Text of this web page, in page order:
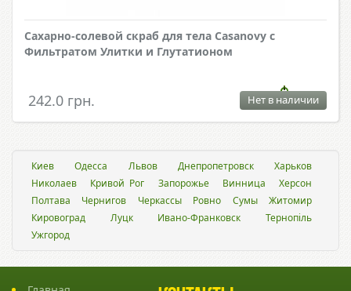
Сахарно-солевой скраб для тела Casanovy с
Фильтратом Улитки и Глутатионом
242.0 грн. Нет в наличии
Киев Одесса Львов Днепропетровск
Харьков
Николаев
Кривой Рог Запорожье Винница
Херсон
Полтава
Чернигов Черкассы Ровно Сумы
Житомир
Кировоград
Луцк Ивано-Франковск
Тернопіль
Ужгород